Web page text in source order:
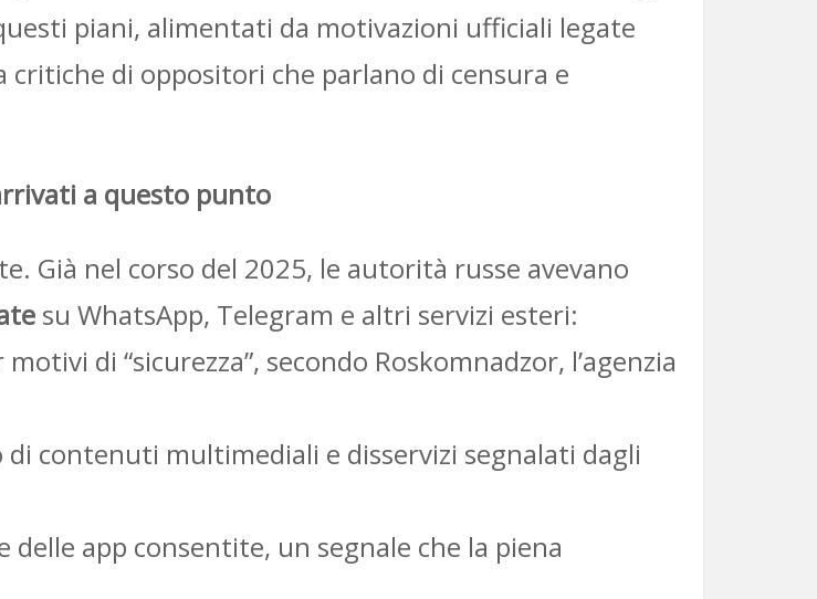
piani, alimentati da motivazioni ufficiali legate
critiche di oppositori che parlano di censura e
a questo punto
Già nel corso del 2025, le autorità russe avevano
su WhatsApp, Telegram e altri servizi esteri:
di “sicurezza”, secondo Roskomnadzor, l’agenzia
di contenuti multimediali e disservizi segnalati dagli
delle app consentite, un segnale che la piena